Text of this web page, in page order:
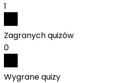
1
Zagranych quizów
0
Wygrane quizy